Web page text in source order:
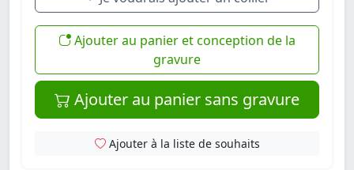
Ajouter au panier et conception de la
gravure
Ajouter au panier sans gravure
Ajouter à la liste de souhaits